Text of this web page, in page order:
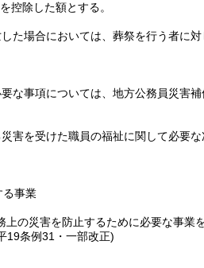
控除した額とする。
た場合においては、葬祭を行う者に
な事項については、地方公務員災害
害を受けた職員の福祉に関して必要
る事業
の災害を防止するために必要な事業
19条例31・一部改正)